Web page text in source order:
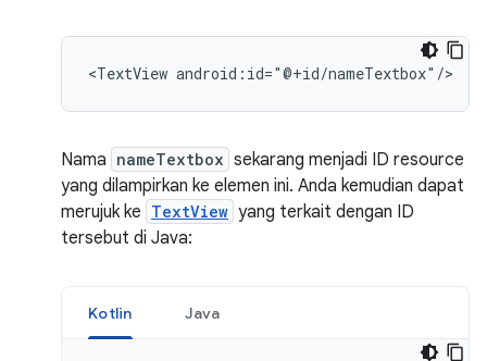
<TextView android:id="@+id/nameTextbox"/>
Nama nameTextbox sekarang menjadi ID resource
yang dilampirkan ke elemen ini. Anda kemudian dapat
merujuk ke TextView yang terkait dengan ID
tersebut di Java:
Kotlin Java